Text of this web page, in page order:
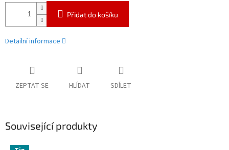
Přidat do košíku
Detailní informace
ZEPTAT SE HLÍDAT SDÍLET
Související produkty